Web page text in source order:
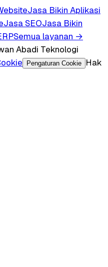
Jasa Bikin Aplikasi
Jasa SEOJasa Bikin
Semua layanan →
Abadi Teknologi
Pengaturan Cookie
Hak